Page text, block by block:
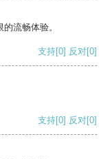
流畅体验。
支持[0] 反对[0]
支持[0] 反对[0]